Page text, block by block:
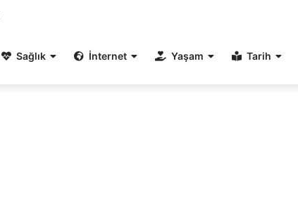
Sağlık İnternet Yaşam Tarih